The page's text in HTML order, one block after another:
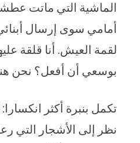
الماشية التي ماتت
أمامي سوى إرسال
لقمة العيش. أنا قلقة
بوسعي أن أفعل؟ نحن هنا
تكمل بنبرة أكثر
نظر إلى الأشجار التي